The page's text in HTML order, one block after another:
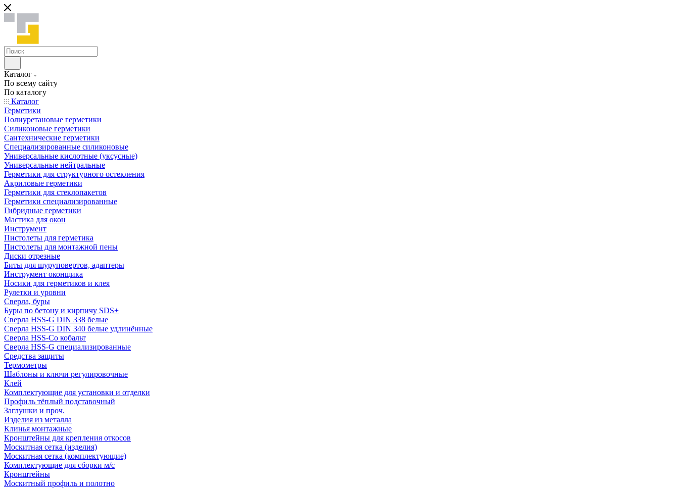
Каталог
По всему сайту
По каталогу
Каталог
Герметики
Полиуретановые герметики
Силиконовые герметики
Сантехнические герметики
Специализированные силиконовые
Универсальные кислотные (уксусные)
Универсальные нейтральные
Герметики для структурного остекления
Акриловые герметики
Герметики для стеклопакетов
Герметики специализированные
Гибридные герметики
Мастика для окон
Инструмент
Пистолеты для герметика
Пистолеты для монтажной пены
Диски отрезные
Биты для шуруповертов, адаптеры
Инструмент оконщика
Носики для герметиков и клея
Рулетки и уровни
Сверла, буры
Буры по бетону и кирпичу SDS+
Сверла HSS-G DIN 338 белые
Сверла HSS-G DIN 340 белые удлинённые
Сверла HSS-Co кобальт
Сверла HSS-G специализированные
Средства защиты
Термометры
Шаблоны и ключи регулировочные
Клей
Комплектующие для установки и отделки
Профиль тёплый подставочный
Заглушки и проч.
Изделия из металла
Клинья монтажные
Кронштейны для крепления откосов
Москитная сетка (изделия)
Москитная сетка (комплектующие)
Комплектующие для сборки м/с
Кронштейны
Москитный профиль и полотно